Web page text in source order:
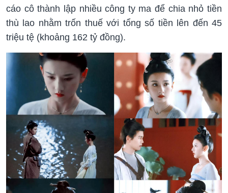
cáo cô thành lập nhiều công ty ma để chia nhỏ tiền
thù lao nhằm trốn thuế với tổng số tiền lên đến 45
triệu tệ (khoảng 162 tỷ đồng).